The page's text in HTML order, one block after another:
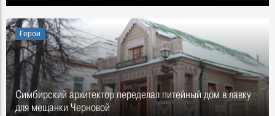
Герои
Симбирский архитектор переделал питейный дом в лавку
для мещанки Черновой